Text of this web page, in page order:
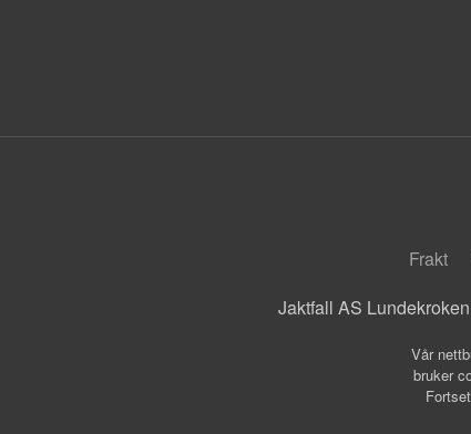
Frakt
Jaktfall AS
Vår
bruker